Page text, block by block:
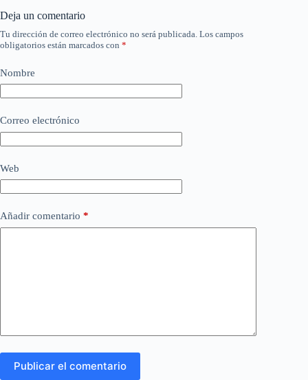
Deja un comentario
Tu dirección de correo electrónico no será publicada. Los campos
obligatorios están marcados con *
Nombre
Correo electrónico
Web
Añadir comentario *
Publicar el comentario